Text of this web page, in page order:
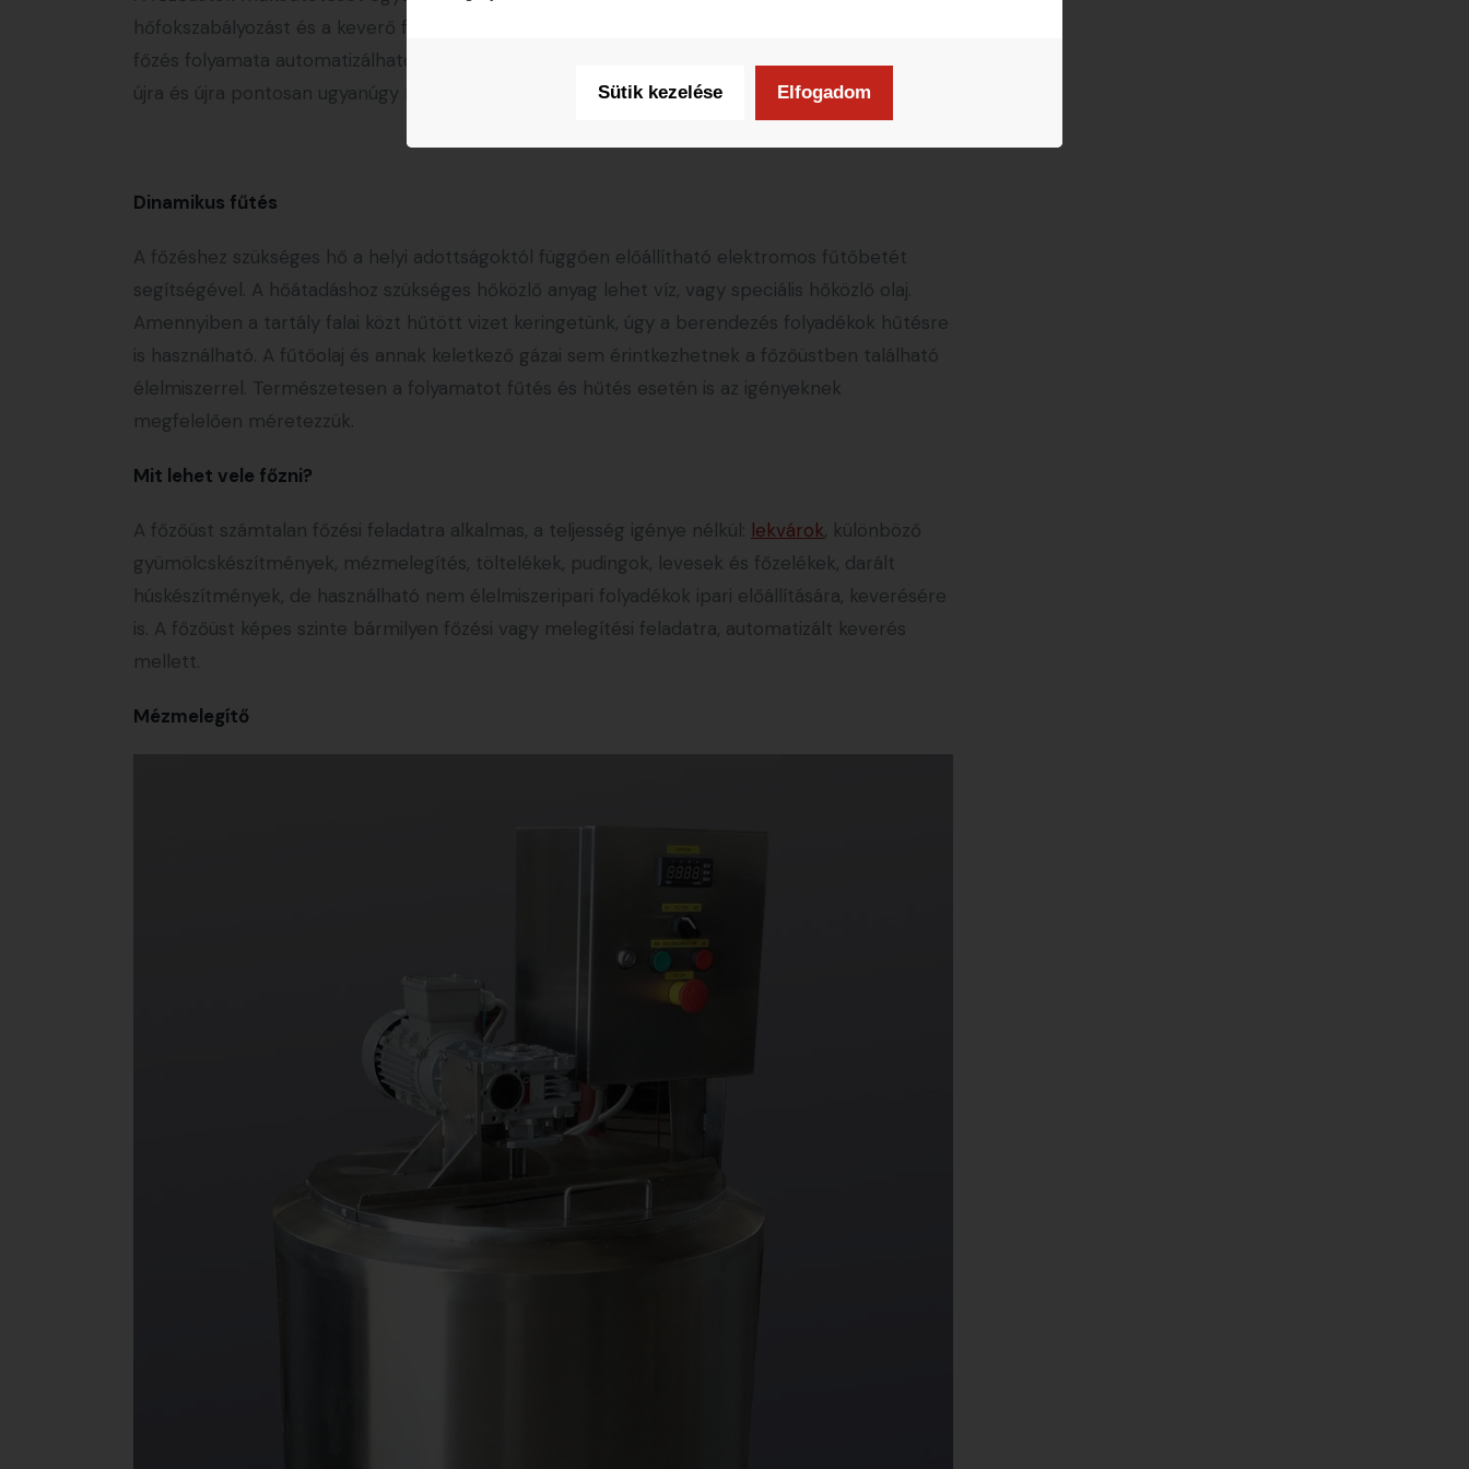
hőfokszabályozást és a keverő fordulatszám szabályozását is biztosítja. Időzítővel kombinálva a
főzés folyamata automatizálható, a pontos beállításoknak köszönhetően a termék elkészítése
újra és újra pontosan ugyanúgy megismételhető, így egy bevált recept bevált is marad.
Dinamikus fűtés
A főzéshez szükséges hő a helyi adottságoktól függően előállítható elektromos fűtőbetét
segítségével. A hőátadáshoz szükséges hőközlő anyag lehet víz, vagy speciális hőközlő olaj.
Amennyiben a tartály falai közt hűtött vizet keringetünk, úgy a berendezés folyadékok hűtésre
is használható. A fűtőolaj és annak keletkező gázai sem érintkezhetnek a főzőüstben található
élelmiszerrel. Természetesen a folyamatot fűtés és hűtés esetén is az igényeknek
megfelelően méretezzük.
Mit lehet vele főzni?
A főzőüst számtalan főzési feladatra alkalmas, a teljesség igénye nélkül: lekvárok, különböző
gyümölcskészítmények, mézmelegítés, töltelékek, pudingok, levesek és főzelékek, darált
húskészítmények, de használható nem élelmiszeripari folyadékok ipari előállítására, keverésére
is. A főzőüst képes szinte bármilyen főzési vagy melegítési feladatra, automatizált keverés
mellett.
Mézmelegítő
Sütik kezelése Elfogadom